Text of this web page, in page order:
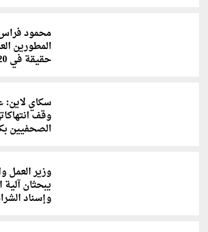
محمود
المطورين
حقيقة في 2020
سكاي لاين:
وقف
الصحفيين
وزير العمل
يبحثان
وإسناد